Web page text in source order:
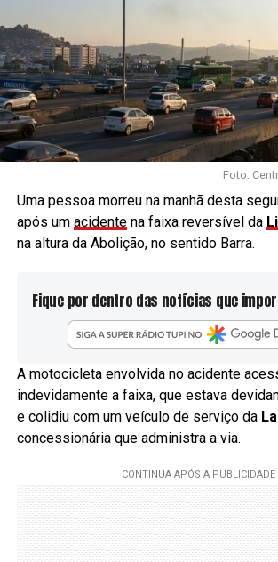
Foto:
Uma pessoa morreu na manhã desta
após um acidentena faixa reversível da
na altura da Abolição, no sentido Barra.
Fique por dentro das notícias que
A motocicleta envolvida no acidente
indevidamente a faixa, que estava
e colidiu com um veículo de serviço da
concessionária que administra a via.